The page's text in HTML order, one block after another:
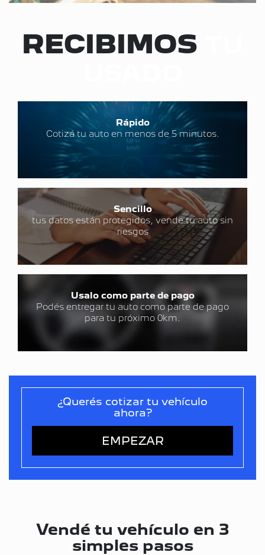
RECIBIMOS
Rápido
Cotizá tu auto en menos de 5 minutos.
Sencillo
tus datos están protegidos, vende tu auto sin
riesgos
Usalo como parte de pago
Podés entregar tu auto como parte de pago
para tu próximo 0km.
¿Querés cotizar tu vehículo
ahora?
EMPEZAR
Vendé tu vehículo en 3
simples pasos